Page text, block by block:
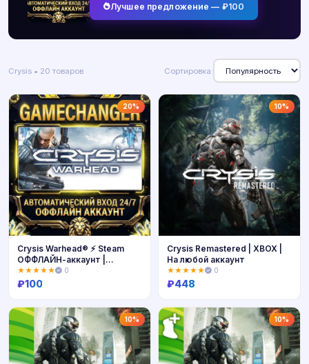
Лучшее предложение — ₽100
Crysis • 20 товаров Сортировка:
20%
Купить
Crysis Warhead® ⚡ Steam
ОФФЛАЙН-аккаунт |
Автовыдача 24/7
★★★★★ 0
₽100
10%
Купить
Crysis Remastered | XBOX |
На любой аккаунт
★★★★★ 0
₽448
10% 10%